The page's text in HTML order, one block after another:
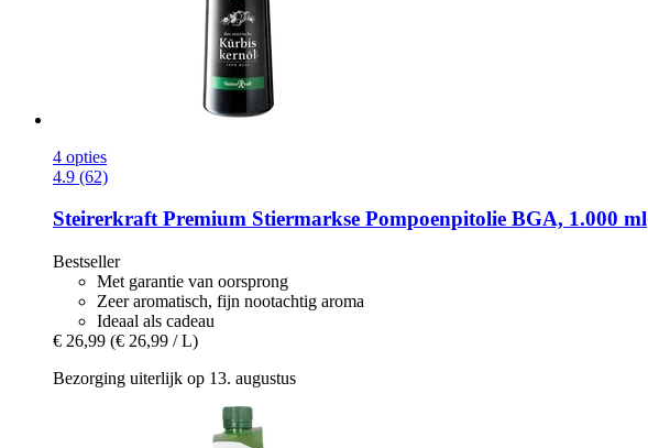
4 opties
4.9 (62)
SteirerkraftPremium Stiermarkse Pompoenpitolie BGA, 1.000 ml
Bestseller
Met garantie van oorsprong
Zeer aromatisch, fijn nootachtig aroma
Ideaal als cadeau
€ 26,99 (€ 26,99 / L)
Bezorging uiterlijk op 13. augustus